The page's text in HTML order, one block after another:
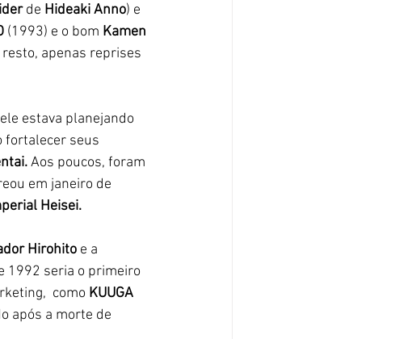
de Hideaki Anno) e
(1993) e o bom Kamen
apenas reprises
estava planejando
fortalecer seus
Aos poucos, foram
em janeiro de
Heisei.
Hirohito e a
1992 seria o primeiro
como KUUGA
após a morte de